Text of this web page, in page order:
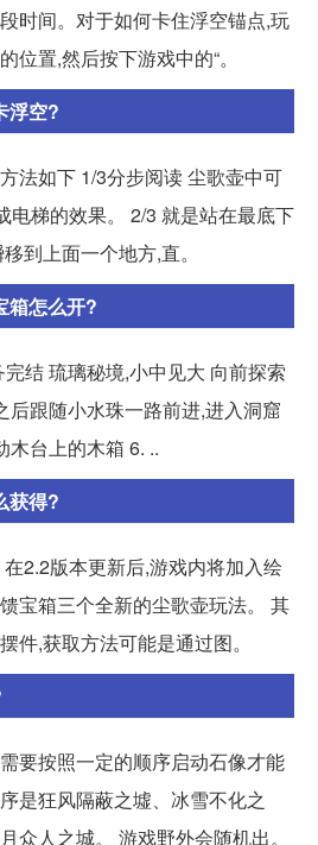
时间。对于如何卡住浮空锚点,玩
位置,然后按下游戏中的“。
浮空?
法如下 1/3分步阅读 尘歌壶中可
电梯的效果。 2/3 就是站在最底下
到上面一个地方,直。
箱怎么开?
结 琉璃秘境,小中见大 向前探索
后跟随小水珠一路前进,进入洞窟
木台上的木箱 6. ..
获得?
2.2版本更新后,游戏内将加入绘
宝箱三个全新的尘歌壶玩法。 其
件,获取方法可能是通过图。
要按照一定的顺序启动石像才能
是狂风隔蔽之墟、冰雪不化之
众人之城。 游戏野外会随机出。